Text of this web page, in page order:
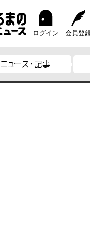
ログイン 会員登
ニュース・記事